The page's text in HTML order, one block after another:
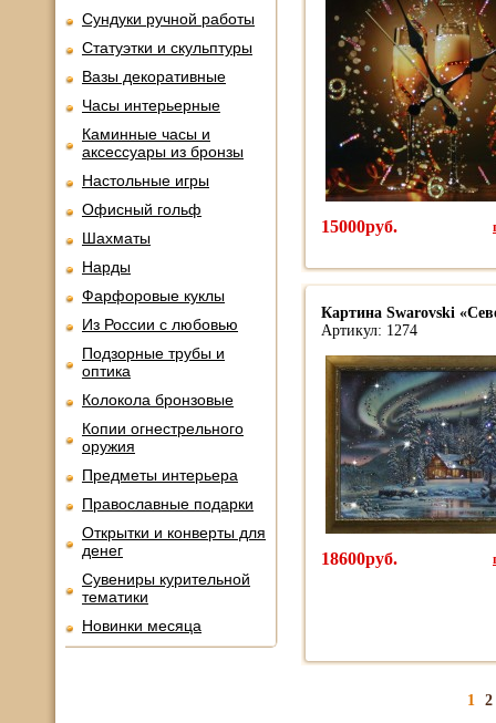
Сундуки ручной работы
Статуэтки и скульптуры
Вазы декоративные
Часы интерьерные
Каминные часы и
аксессуары из бронзы
Настольные игры
Офисный гольф
Шахматы
Нарды
Фарфоровые куклы
Из России с любовью
Подзорные трубы и
оптика
Колокола бронзовые
Копии огнестрельного
оружия
Предметы интерьера
Православные подарки
Открытки и конверты для
денег
Сувениры курительной
тематики
Новинки месяца
15000руб.
Картина Swarovski
Артикул: 1274
18600руб.
1 2